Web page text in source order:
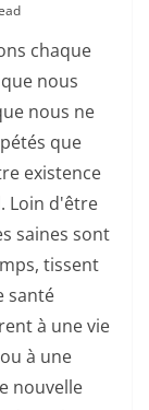
chaque
nous
nous ne
que
existence
Loin d'être
saines sont
tissent
santé
à une vie
à une
nouvelle